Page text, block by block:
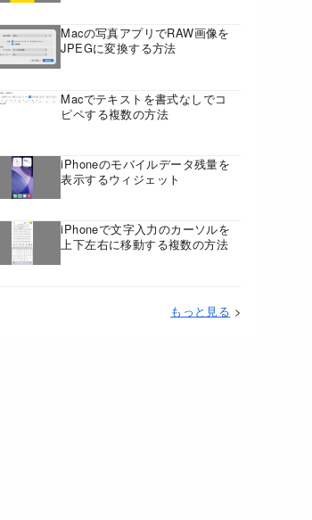
Macの写真アプリでRAW画像を
JPEGに変換する方法
Macでテキストを書式なしでコ
ピペする複数の方法
iPhoneのモバイルデータ残量を
表示するウィジェット
iPhoneで文字入力のカーソルを
上下左右に移動する複数の方法
もっと見る >